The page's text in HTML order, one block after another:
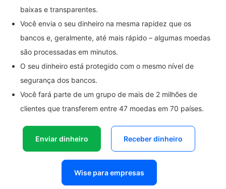
baixas e transparentes.
Você envia o seu dinheiro na mesma rapidez que os
bancos e, geralmente, até mais rápido – algumas moedas
são processadas em minutos.
O seu dinheiro está protegido com o mesmo nível de
segurança dos bancos.
Você fará parte de um grupo de mais de 2 milhões de
clientes que transferem entre 47 moedas em 70 países.
Enviar dinheiro Receber dinheiro
Wise para empresas